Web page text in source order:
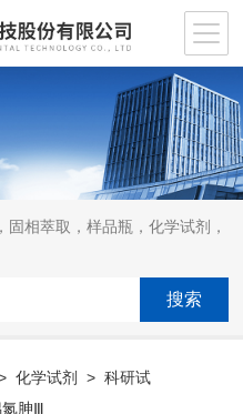
固相萃取，样品瓶，化学试剂，
化学试剂 >科研试
胂Ⅲ